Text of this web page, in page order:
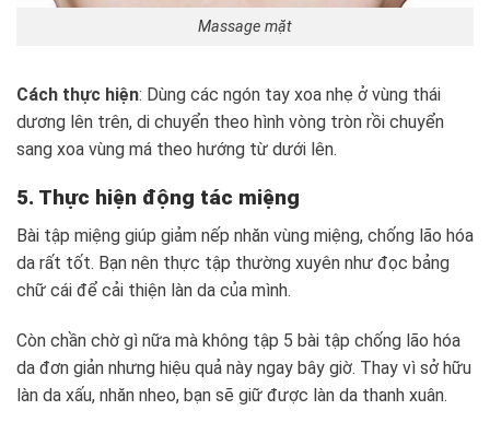
Massage mặt
Cách thực hiện: Dùng các ngón tay xoa nhẹ ở vùng thái
dương lên trên, di chuyển theo hình vòng tròn rồi chuyển
sang xoa vùng má theo hướng từ dưới lên.
5. Thực hiện động tác miệng
Bài tập miệng giúp giảm nếp nhăn vùng miệng, chống lão hóa
da rất tốt. Bạn nên thực tập thường xuyên như đọc bảng
chữ cái để cải thiện làn da của mình.
Còn chần chờ gì nữa mà không tập 5 bài tập chống lão hóa
da đơn giản nhưng hiệu quả này ngay bây giờ. Thay vì sở hữu
làn da xấu, nhăn nheo, bạn sẽ giữ được làn da thanh xuân.